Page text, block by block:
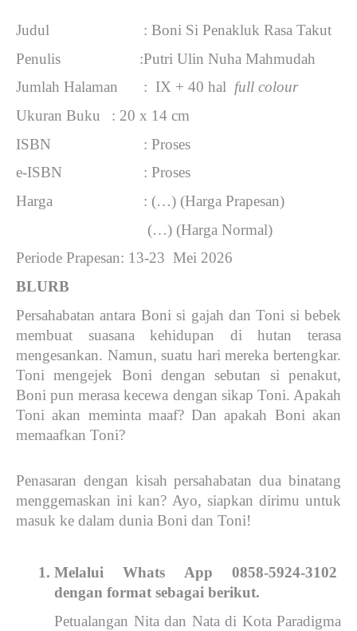
Judul : Boni Si Penakluk Rasa Takut
Penulis
:Putri Ulin Nuha Mahmudah
Jumlah Halaman
:  IX + 40 hal full colour
Ukuran Buku
: 20 x 14 cm
ISBN
: Proses
e-ISBN
: Proses
Harga
: (…) (Harga Prapesan)
(…) (Harga Normal)
Periode Prapesan: 13-23  Mei 2026
BLURB
Persahabatan antara Boni si gajah dan Toni si bebek
membuat suasana kehidupan di hutan terasa
mengesankan. Namun, suatu hari mereka bertengkar.
Toni mengejek Boni dengan sebutan si penakut,
Boni pun merasa kecewa dengan sikap Toni. Apakah
Toni akan meminta maaf? Dan apakah Boni akan
memaafkan Toni?
Penasaran dengan kisah persahabatan dua binatang
menggemaskan ini kan? Ayo, siapkan dirimu untuk
masuk ke dalam dunia Boni dan Toni!
Melalui Whats App 0858-5924-3102
dengan format sebagai berikut.
Petualangan Nita dan Nata di Kota Paradigma